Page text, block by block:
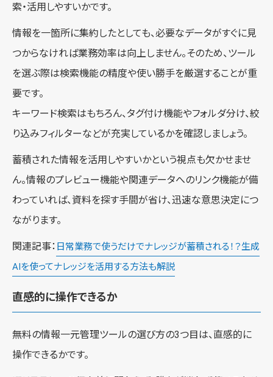
索・活用しやすいかです。
情報を一箇所に集約したとしても、必要なデータがすぐに見
つからなければ業務効率は向上しません。そのため、ツール
を選ぶ際は検索機能の精度や使い勝手を厳選することが重
要です。
キーワード検索はもちろん、タグ付け機能やフォルダ分け、絞
り込みフィルターなどが充実しているかを確認しましょう。
蓄積された情報を活用しやすいかという視点も欠かせませ
ん。情報のプレビュー機能や関連データへのリンク機能が備
わっていれば、資料を探す手間が省け、迅速な意思決定につ
ながります。
関連記事： 日常業務で使うだけでナレッジが蓄積される！？生成
AIを使ってナレッジを活用する方法も解説
直感的に操作できるか
無料の情報一元管理ツールの選び方の3つ目は、直感的に
操作できるかです。